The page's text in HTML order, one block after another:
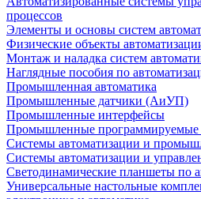
процессов
Элементы и основы систем
Физические объекты
Монтаж и наладка систем
Наглядные пособия по
Промышленная автоматика
Промышленные датчики (АиУП)
Промышленные интерфейсы
Промышленные
Системы автоматизации и
Системы автоматизации и
Светодинамические планшеты по
Универсальные настольные